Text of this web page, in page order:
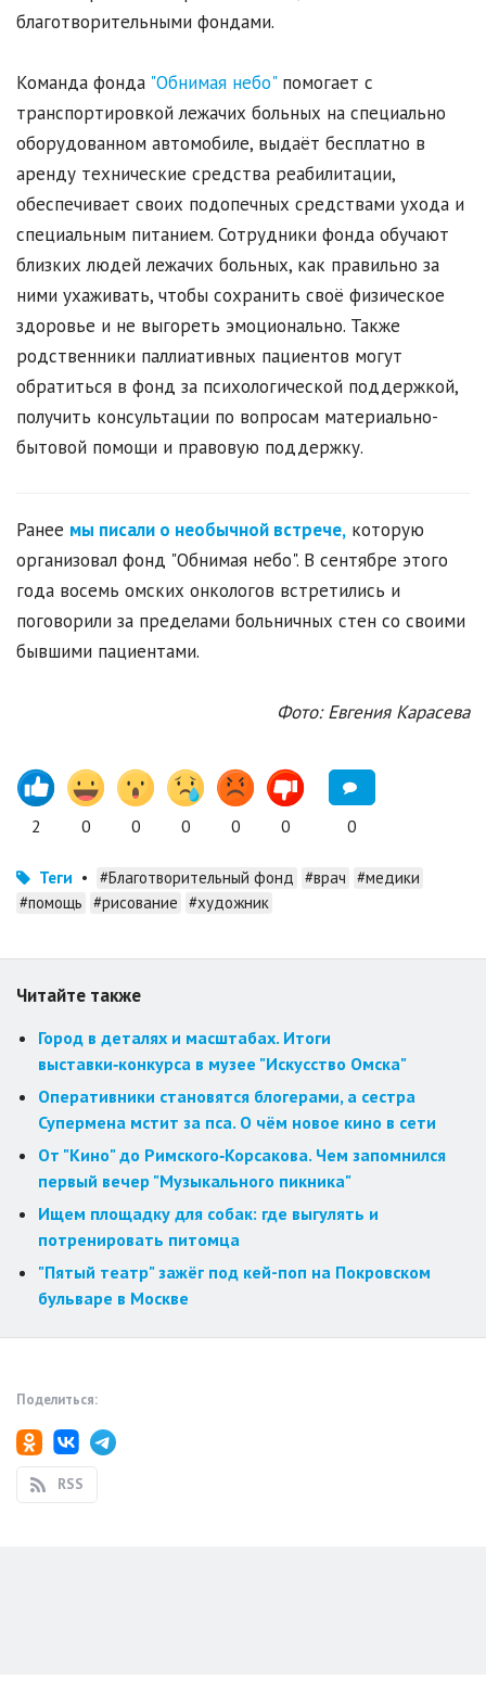
благотворительными фондами.
Команда фонда "Обнимая небо"помогает с
транспортировкой лежачих больных на специально
оборудованном автомобиле, выдаёт бесплатно в
аренду технические средства реабилитации,
обеспечивает своих подопечных средствами ухода и
специальным питанием. Сотрудники фонда обучают
близких людей лежачих больных, как правильно за
ними ухаживать, чтобы сохранить своё физическое
здоровье и не выгореть эмоционально. Также
родственники паллиативных пациентов могут
обратиться в фонд за психологической поддержкой,
получить консультации по вопросам материально-
бытовой помощи и правовую поддержку.
Ранее мы писали о необычной встрече, которую
организовал фонд "Обнимая небо". В сентябре этого
года восемь омских онкологов встретились и
поговорили за пределами больничных стен со своими
бывшими пациентами.
Фото: Евгения Карасева
2 0 0 0 0 0 0
Теги • #Благотворительный фонд #врач #медики
#помощь #рисование #художник
Читайте также
Город в деталях и масштабах. Итоги
выставки‑конкурса в музее "Искусство Омска"
Оперативники становятся блогерами, а сестра
Супермена мстит за пса. О чём новое кино в сети
От "Кино" до Римского‑Корсакова. Чем запомнился
первый вечер "Музыкального пикника"
Ищем площадку для собак: где выгулять и
потренировать питомца
"Пятый театр" зажёг под кей-поп на Покровском
бульваре в Москве
Поделиться:
RSS